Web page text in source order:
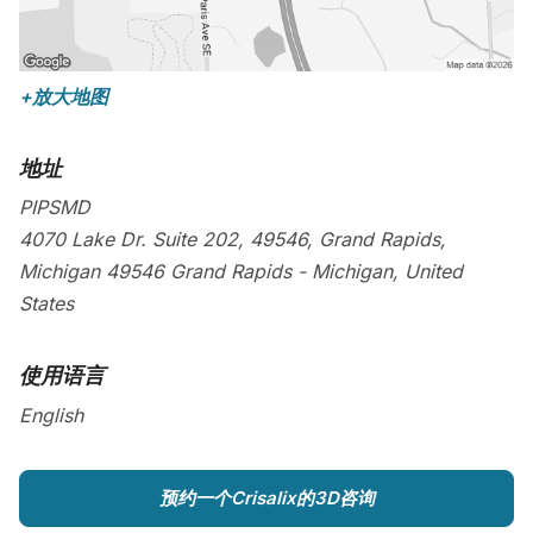
+放大地图
地址
PIPSMD
4070 Lake Dr. Suite 202, 49546, Grand Rapids,
Michigan 49546 Grand Rapids- Michigan, United
States
使用语言
English
预约一个Crisalix的3D咨询